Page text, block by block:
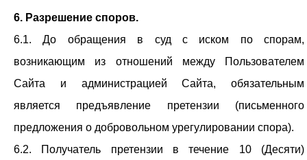
6. Разрешение споров.
6.1. До обращения в суд с иском по спорам,
возникающим из отношений между Пользователем
Сайта и администрацией Сайта, обязательным
является предъявление претензии (письменного
предложения о добровольном урегулировании спора).
6.2. Получатель претензии в течение 10 (Десяти)